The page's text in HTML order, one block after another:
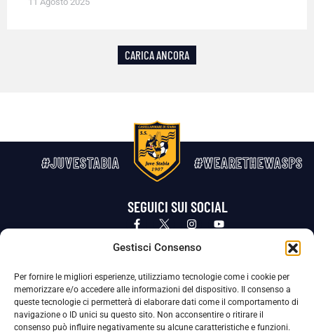
Gestisci Consenso
Per fornire le migliori esperienze, utilizziamo tecnologie come i cookie per
memorizzare e/o accedere alle informazioni del dispositivo. Il consenso a
queste tecnologie ci permetterà di elaborare dati come il comportamento di
navigazione o ID unici su questo sito. Non acconsentire o ritirare il
consenso può influire negativamente su alcune caratteristiche e funzioni.
CARICA ANCORA
#JUVESTABIA #WEARETHEWASPS
SEGUICI SUI SOCIAL
Privacy Policy Cookie Policy
La Società ha nominato il Responsabile della Protezione dei Dati Personali (DPO), figura specializzata che vigila sulle modalità
adottate dalla nostra Società per tutelare i Suoi dati personali.
Per contattare il DPO può scrivere a